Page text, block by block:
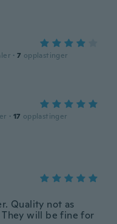
· 7 opplastinger
· 17 opplastinger
Quality not as
They will be fine for